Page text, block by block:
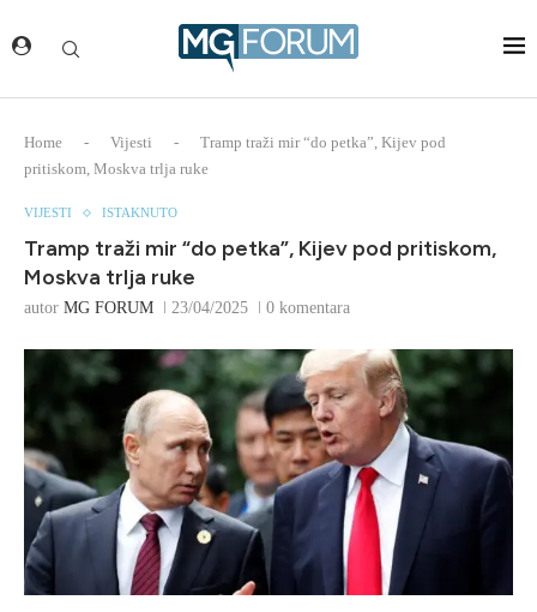
Home - Vijesti -
Tramp traži mir “do petka”, Kijev pod
pritiskom, Moskva trlja ruke
VIJESTI ISTAKNUTO
Tramp traži mir “do petka”, Kijev pod pritiskom,
Moskva trlja ruke
autor MG FORUM 23/04/2025 0 komentara